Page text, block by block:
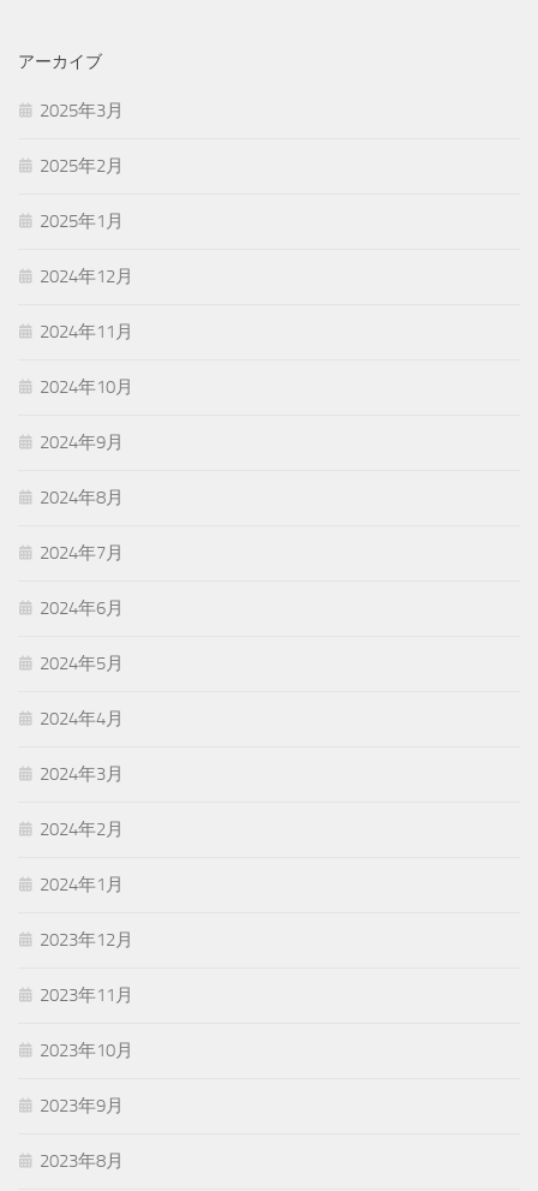
アーカイブ
2025年3月
2025年2月
2025年1月
2024年12月
2024年11月
2024年10月
2024年9月
2024年8月
2024年7月
2024年6月
2024年5月
2024年4月
2024年3月
2024年2月
2024年1月
2023年12月
2023年11月
2023年10月
2023年9月
2023年8月